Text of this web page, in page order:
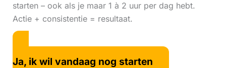
starten – ook als je maar 1 à 2 uur per dag hebt.
Actie + consistentie = resultaat.
Ja, ik wil vandaag nog starten